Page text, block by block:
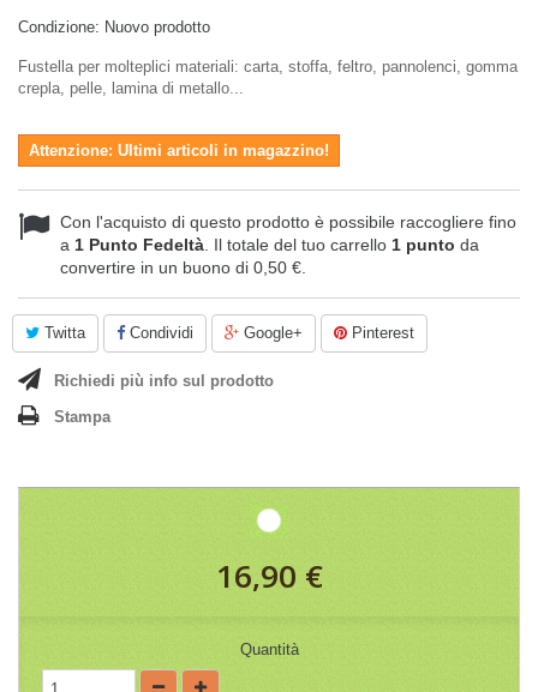
Condizione: Nuovo prodotto
Fustella per molteplici materiali: carta, stoffa, feltro, pannolenci, gomma
crepla, pelle, lamina di metallo...
Attenzione: Ultimi articoli in magazzino!
Con l'acquisto di questo prodotto è possibile raccogliere fino
a 1 Punto Fedeltà . Il totale del tuo carrello 1 punto da
convertire in un buono di 0,50 €
Twitta Condividi Google+ Pinterest
Richiedi più info sul prodotto
Stampa
16,90 €
Quantità